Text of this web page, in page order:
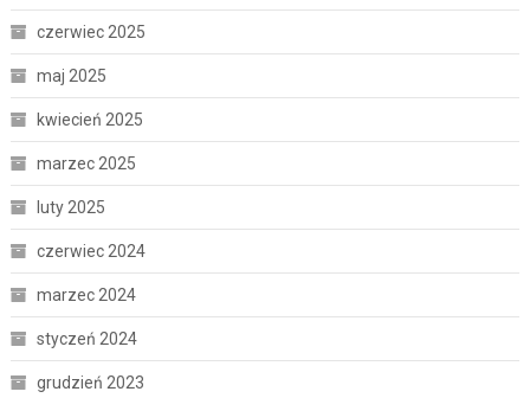
czerwiec 2025
maj 2025
kwiecień 2025
marzec 2025
luty 2025
czerwiec 2024
marzec 2024
styczeń 2024
grudzień 2023